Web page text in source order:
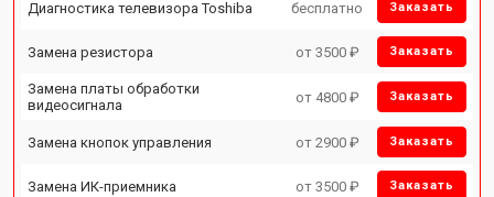
Диагностика телевизора Toshiba бесплатно Заказать
Замена резистора от 3500 ₽ Заказать
Замена платы обработки
видеосигнала
от 4800 ₽ Заказать
Замена кнопок управления от 2900 ₽ Заказать
Замена ИК-приемника от 3500 ₽ Заказать